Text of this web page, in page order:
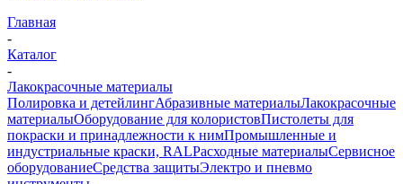
Главная
-
Каталог
-
Лакокрасочные материалы
Полировка и детейлингАбразивные материалыЛакокрасочные
материалыОборудование для колористовПистолеты для
покраски и принадлежности к нимПромышленные и
индустриальные краски, RALРасходные материалыСервисное
оборудованиеСредства защитыЭлектро и пневмо